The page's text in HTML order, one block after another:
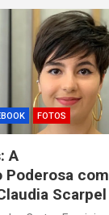
FOTOS
A
Poderosa com
Scarpel